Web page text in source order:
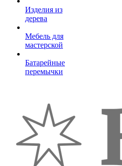
Изделия из
дерева
Мебель для
мастерской
Батарейные
перемычки